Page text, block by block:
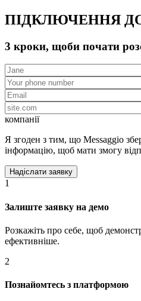
ПІДКЛЮЧЕННЯ ДО
3 кроки, щоби почати
компанії
Я згоден з тим, що Messaggio
інформацію, щоб мати змогу
1
Залиште заявку на демо
Розкажіть про себе, щоб
ефективніше.
2
Познайомтесь з платформою